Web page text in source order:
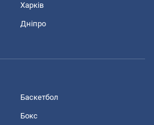
Харків
Дніпро
Баскетбол
Бокс